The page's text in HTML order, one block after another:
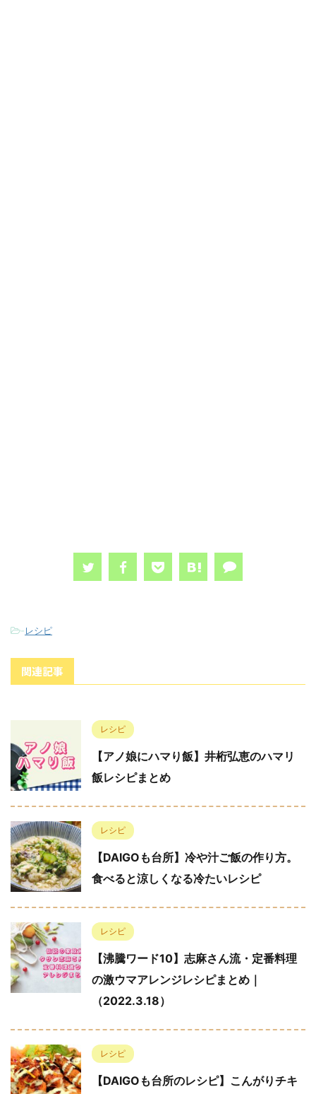
-レシピ
関連記事
レシピ
【アノ娘にハマり飯】井桁弘恵のハマリ
飯レシピまとめ
レシピ
【DAIGOも台所】冷や汁ご飯の作り方。
食べると涼しくなる冷たいレシピ
レシピ
【沸騰ワード10】志麻さん流・定番料理
の激ウマアレンジレシピまとめ｜
（2022.3.18）
レシピ
【DAIGOも台所のレシピ】こんがりチキ